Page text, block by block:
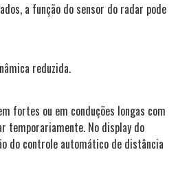
a função do sensor do radar pode
reduzida.
fortes ou em conduções longas com
temporariamente. No display do
do controle automático de distância